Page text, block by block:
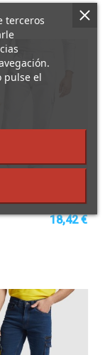
18,42 €
terceros
pulse el